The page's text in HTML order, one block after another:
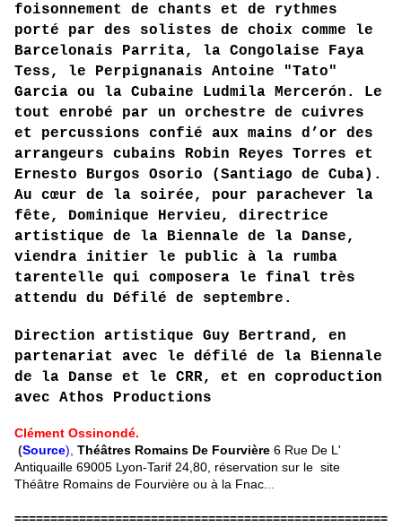
foisonnement de chants et de rythmes
porté par des solistes de choix comme le
Barcelonais Parrita, la Congolaise Faya
Tess, le Perpignanais Antoine "Tato"
Garcia ou la Cubaine Ludmila Mercerón. Le
tout enrobé par un orchestre de cuivres
et percussions confié aux mains d’or des
arrangeurs cubains Robin Reyes Torres et
Ernesto Burgos Osorio (Santiago de Cuba).
Au cœur de la soirée, pour parachever la
fête, Dominique Hervieu, directrice
artistique de la Biennale de la Danse,
viendra initier le public à la rumba
tarentelle qui composera le final très
attendu du Défilé de septembre.
Direction artistique Guy Bertrand, en
partenariat avec le défilé de la Biennale
de la Danse et le CRR, et en coproduction
avec Athos Productions
Clément Ossinondé.
(Source) Théâtres Romains De Fourvière 6 Rue De L'
Antiquaille 69005 Lyon-Tarif 24,80, réservation sur le site
Théâtre Romains de Fourvière ou à la Fnac.
====================================================